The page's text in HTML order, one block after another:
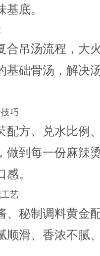
底。
合吊汤流程，大
基础骨汤，解决
巧
配方、兑水比例
做到每一份麻辣
。
艺
、秘制调料黄金
顺滑、香浓不腻